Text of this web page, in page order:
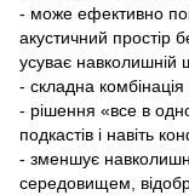
- може ефективно
акустичний простір
усуває навколишній
- складна
- рішення «все в
подкастів і навіть
- зменшує
середовищем,